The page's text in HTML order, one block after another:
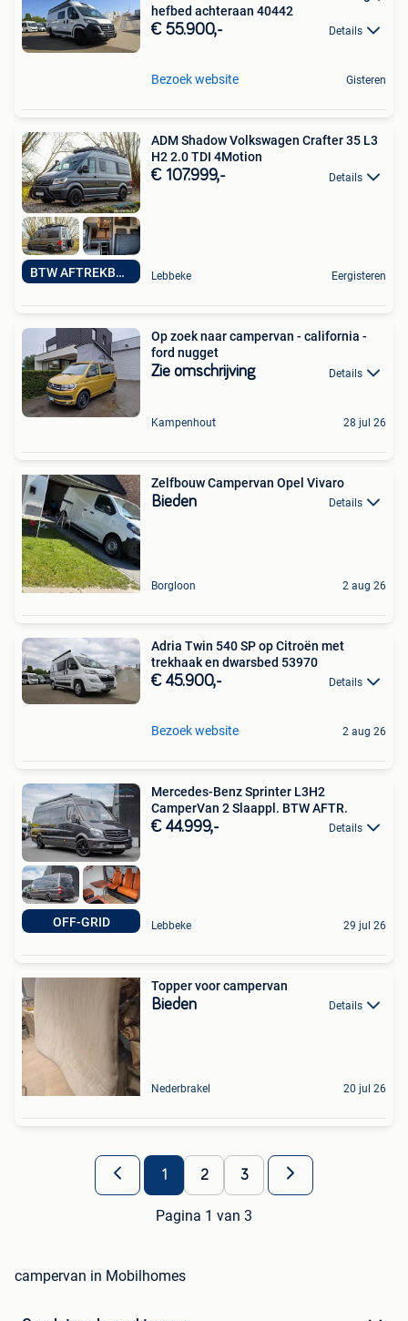
hefbed achteraan 40442
€ 55.900,- Details
Bezoek website Gisteren
BTW AFTREKBAAR
ADM Shadow Volkswagen Crafter 35 L3
H2 2.0 TDI 4Motion
€ 107.999,- Details
Lebbeke Eergisteren
Op zoek naar campervan - california -
ford nugget
Zie omschrijving Details
Kampenhout 28 jul 26
Zelfbouw Campervan Opel Vivaro
Bieden Details
Borgloon 2 aug 26
Adria Twin 540 SP op Citroën met
trekhaak en dwarsbed 53970
€ 45.900,- Details
Bezoek website 2 aug 26
OFF-GRID
Mercedes-Benz Sprinter L3H2
CamperVan 2 Slaappl. BTW AFTR.
€ 44.999,- Details
Lebbeke 29 jul 26
Topper voor campervan
Bieden Details
Nederbrakel 20 jul 26
1 2 3
Pagina 1 van 3
campervan in Mobilhomes